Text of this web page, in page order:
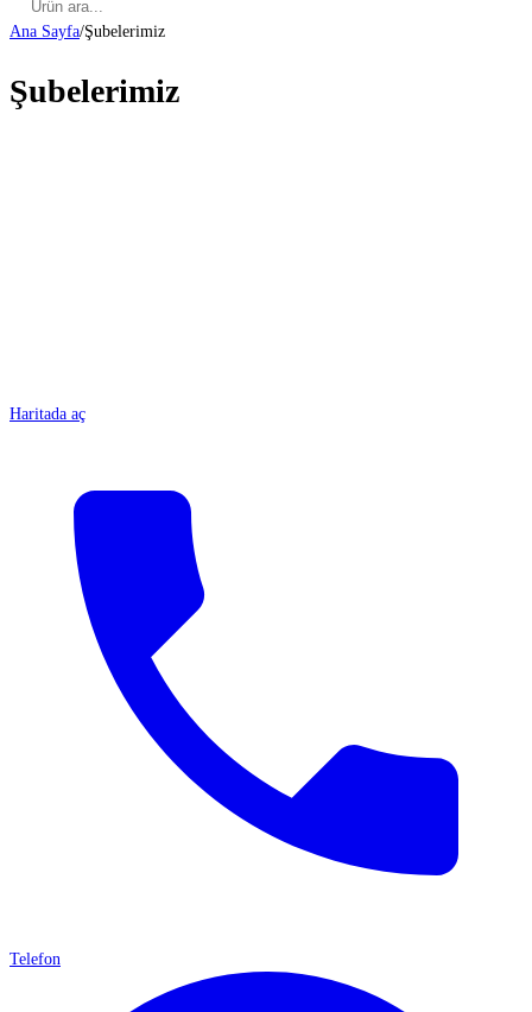
Ana Sayfa/Şubelerimiz
Şubelerimiz
Haritada aç
Telefon